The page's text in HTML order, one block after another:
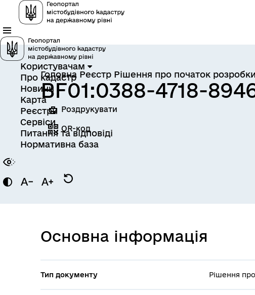
Користувачам
Про кадастр
Новини
Карта
Реєстри
Сервіси
Питання та відповіді
Нормативна база
Головна Реєстр Рішення про початок
BF01:0388-4718-
Роздрукувати
QR-код
Основна інформація
Тип документу Рішення